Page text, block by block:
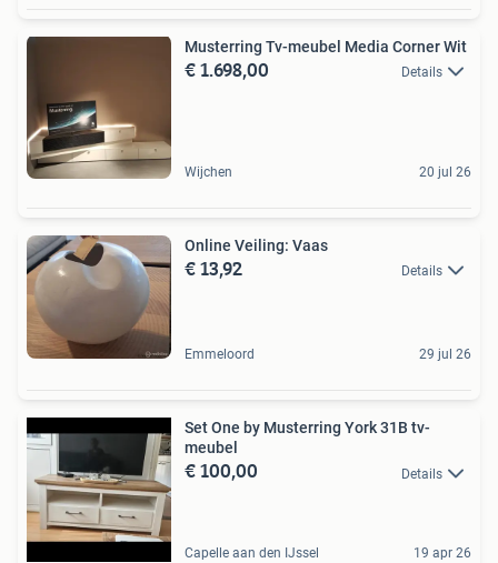
Musterring Tv-meubel Media Corner Wit
€ 1.698,00 Details
Wijchen 20 jul 26
Online Veiling: Vaas
€ 13,92 Details
Emmeloord 29 jul 26
Set One by Musterring York 31B tv-
meubel
€ 100,00 Details
Capelle aan den IJssel 19 apr 26